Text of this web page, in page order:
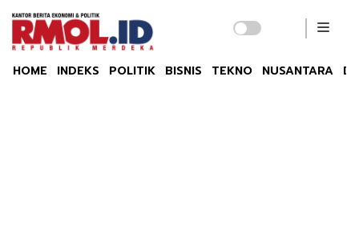
HOME INDEKS POLITIK BISNIS TEKNO NUSANTARA